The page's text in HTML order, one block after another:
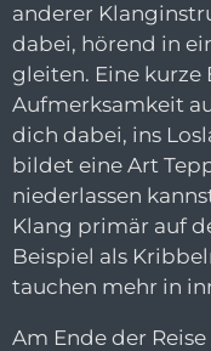
anderer
dabei, hörend in
gleiten. Eine
Aufmerksamkeit
dich dabei, ins
bildet eine Art
niederlassen
Klang primär auf
Beispiel als
tauchen mehr in
Am Ende der